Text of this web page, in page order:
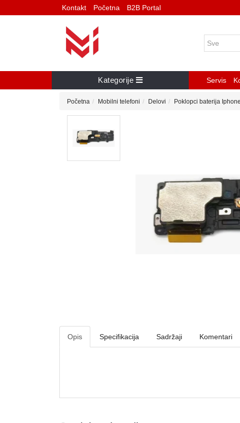
Kontakt Početna B2B Portal
Kategorije Servis
Početna Mobilni telefoni Delovi Poklopci baterija Iphone
Opis Specifikacija Sadržaji Komentari